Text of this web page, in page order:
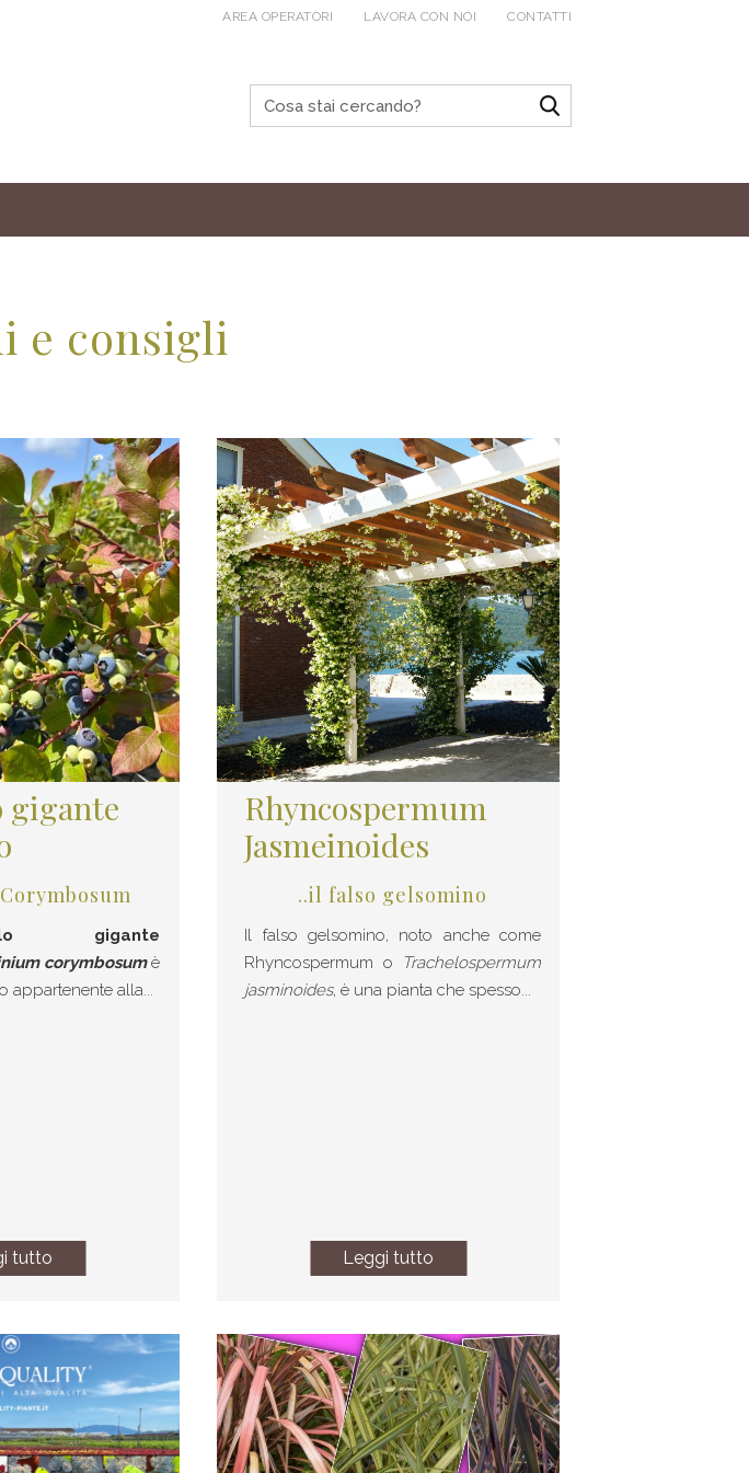
AREA OPERATORI LAVORA CON NOI CONTATTI
e consigli
gigante
corymbosumè
appartenente alla...
tutto
Rhyncospermum
Jasmeinoides
..il falso gelsomino
Il falso gelsomino, noto anche come
Rhyncospermum o
Trachelospermum
jasminoides, è una pianta che spesso...
Leggi tutto